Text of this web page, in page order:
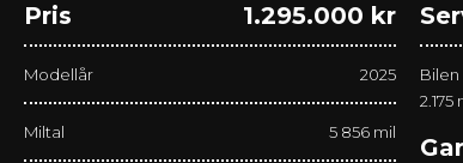
Pris 1.295.000 kr
Modellår 2025
Miltal 5 856 mil
Bilen
2.175